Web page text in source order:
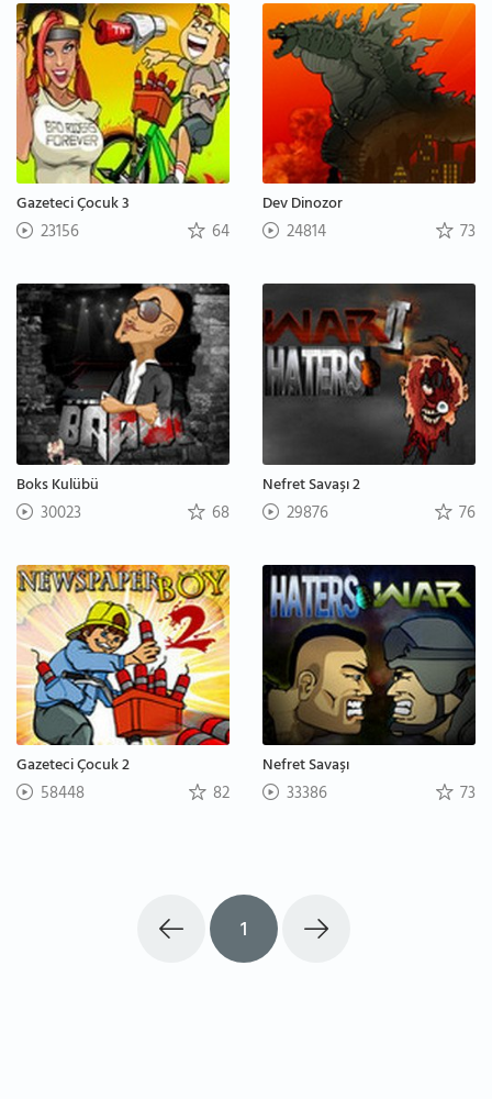
Gazeteci Çocuk 3
23156 64
Dev Dinozor
24814 73
Boks Kulübü
30023 68
Nefret Savaşı 2
29876 76
Gazeteci Çocuk 2
58448 82
Nefret Savaşı
33386 73
1